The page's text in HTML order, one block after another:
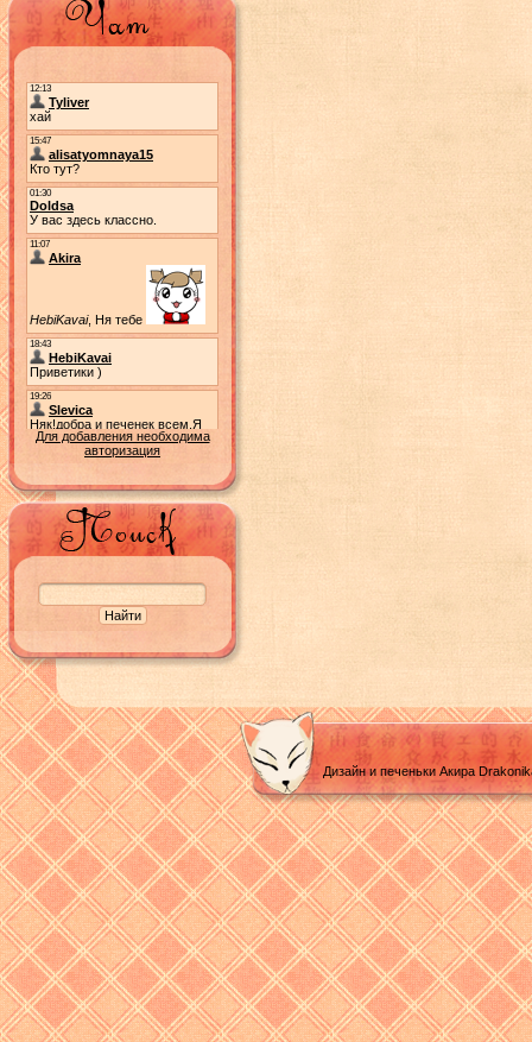
Для добавления необходима
авторизация
Дизайн и печеньки Акира